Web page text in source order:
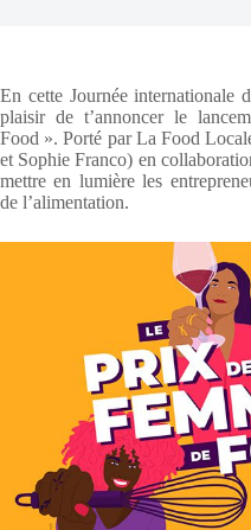
En cette Journée internationale
plaisir de t’annoncer le
Food ». Porté par La Food
et Sophie Franco) en
mettre en lumière les
de l’alimentation.